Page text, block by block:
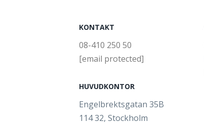
KONTAKT
08-410 250 50
[email protected]
HUVUDKONTOR
Engelbrektsgatan 35B
114 32, Stockholm